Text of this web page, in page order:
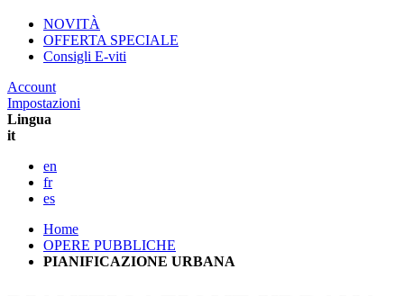
NOVITÀ
OFFERTA SPECIALE
Consigli E-viti
Account
Impostazioni
Lingua
it
en
fr
es
Home
OPERE PUBBLICHE
PIANIFICAZIONE URBANA